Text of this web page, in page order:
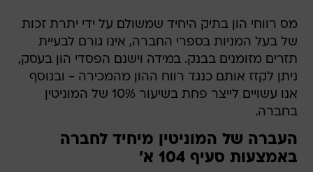
מס רווחי הון בתיק היחיד שמשולם על ידי יתרת זכות
של בעל המניות בספרי החברה, אינו גורם לבעיית
תזרים מזומנים בבנק. במידה וישנם הפסדי הון בעסק,
ניתן לקזז אותם כנגד רווח ההון מהמכירה - ובנוסף
אנו עשויים לייצר פחת בשיעור 10% של המוניטין
בחברה.
העברה של המוניטין מיחיד לחברה
באמצעות סעיף 104 א'